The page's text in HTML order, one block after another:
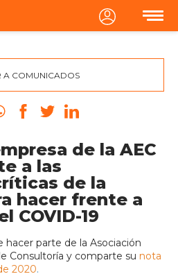
MENU
A COMUNICADOS
de la AEC
a las
de la
hacer frente a
COVID-19
hacer parte de la Asociación
Consultoría y comparte su nota
2020.